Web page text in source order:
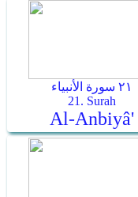
٢١ سورة الأنبياء
21. Surah
Al-Anbiyâ'